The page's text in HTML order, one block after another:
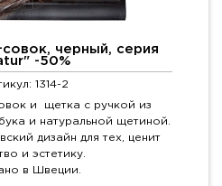
черный, серия
-50%
1314-2
и щетка с ручкой из
и натуральной щетиной.
дизайн для тех, ценит
и эстетику.
в Швеции.